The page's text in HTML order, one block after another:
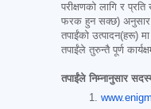
परीक्षणको लागि र
फरक हुन सक्छ) अनुसार
तपाईंको उत्पादन(हरू)
तपाईंले तुरुन्तै पूर्ण
तपाईंले निम्नानुसार